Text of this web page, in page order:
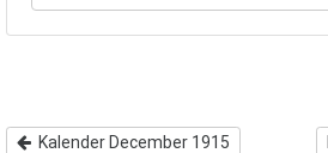
Kalender December 1915